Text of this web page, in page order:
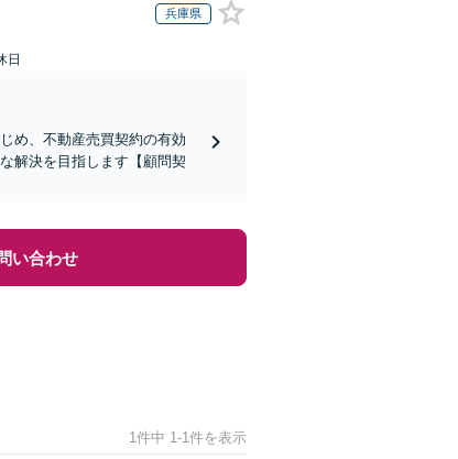
兵庫県
日
め、不動産売買契約の有効
解決を目指します【顧問契
い合わせ
1件中 1-1件を表示